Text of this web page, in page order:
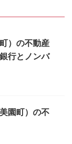
）の不動産
行とノンバ
園町）の不